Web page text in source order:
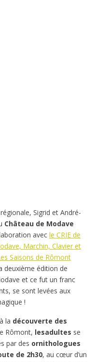
Sigrid et André-
Château de Modave
avec le CRIE de
Marchin, Clavier et
Saisons de Rômont
deuxième édition de
et ce fut un franc
se sont levées aux
!
la découverte des
Rômont, lesadultes se
par des ornithologues
de 2h30, au cœur d’un